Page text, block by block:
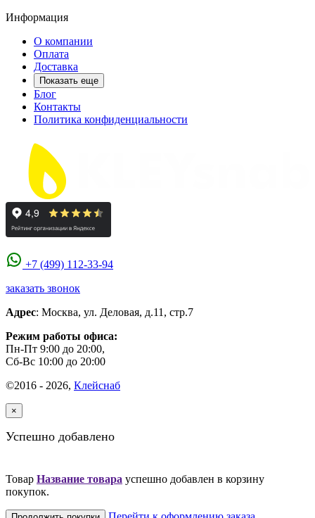
Информация
О компании
Оплата
Доставка
Показать еще
Блог
Контакты
Политика конфиденциальности
+7 (499) 112-33-94
заказать звонок
Адрес: Москва, ул. Деловая, д.11, стр.7
Режим работы офиса:
Пн-Пт 9:00 до 20:00,
Сб-Вс 10:00 до 20:00
©2016 - 2026, Клейснаб
×
Успешно добавлено
Товар Название товара успешно добавлен в корзину
покупок.